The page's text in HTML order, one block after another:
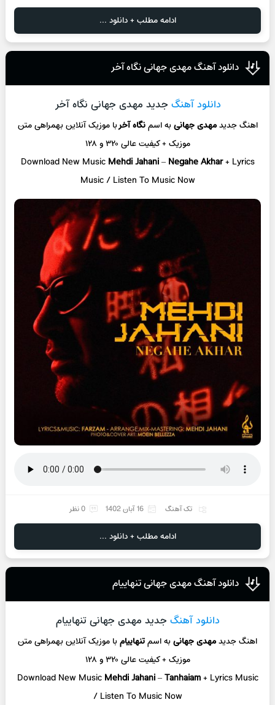
ادامه مطلب + دانلود ...
دانلود آهنگ مهدی جهانی نگاه آخر
دانلود آهنگ جدید مهدی جهانی نگاه آخر
اهنگ جدیدمهدی جهانیبه اسمنگاه آخربا موزیک آنلاینبهمراهی متن
موزیک + کیفیت عالی ۳۲۰ و ۱۲۸
Download New Music Mehdi Jahani–Negahe Akhar+ Lyrics
Music / Listen To Music Now
تک آهنگ 16 آبان 1402 0 نظر
ادامه مطلب + دانلود ...
دانلود آهنگ مهدی جهانی تنهاییام
دانلود آهنگ جدید مهدی جهانی تنهاییام
اهنگ جدیدمهدی جهانیبه اسمتنهاییامبا موزیک آنلاینبهمراهی متن
موزیک + کیفیت عالی ۳۲۰ و ۱۲۸
Download New Music Mehdi Jahani–Tanhaiam+ Lyrics Music
/ Listen To Music Now